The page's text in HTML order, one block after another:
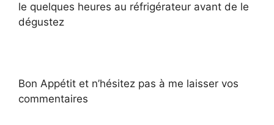
le quelques heures au réfrigérateur avant de le
dégustez
Bon Appétit et n’hésitez pas à me laisser vos
commentaires